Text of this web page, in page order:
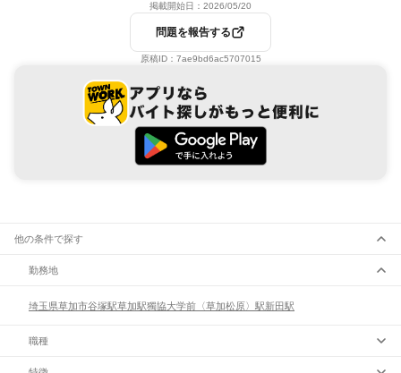
掲載開始日： 2026/05/20
問題を報告する
原稿ID： 7ae9bd6ac5707015
他の条件で探す
勤務地
埼玉県草加市谷塚駅草加駅獨協大学前〈草加松原〉駅新田駅
職種